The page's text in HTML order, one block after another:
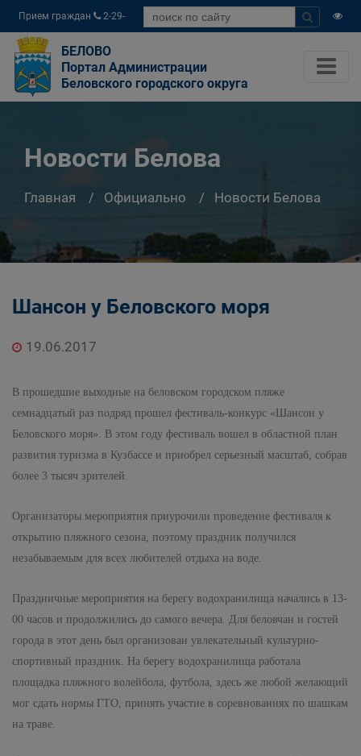
Прием граждан
2-29-
04
БЕЛОВО
Портал Администрации
Беловского городского округа
Новости Белова
Главная Официально Новости Белова
Шансон у Беловского моря
19.06.2017
В прошедшие выходные на беловском городском пляже
семнадцатый раз подряд прошел фестиваль-конкурс «Шансон у
Беловского моря». В этом году фестиваль вошел в областной план
развития туризма в Кузбассе и приобрел серьезный масштаб, собрав
более 3 тысяч зрителей.
Организаторы мероприятия приурочили проведение фестиваля к
открытию пляжного сезона, поэтому праздник получился
незабываемым для всех любителей отдыха на воде.
Праздничные мероприятия на берегу водохранилища начались в 13-
00 часов и продолжились до самого вечера. Для беловчан и гостей
города в этот день был организован увлекательный культурно-
спортивный праздник. На берегу водохранилища работала
площадка пляжного волейбола, футбола, здесь же любой желающий
мог сдать нормы ГТО, принять участие в соревнованиях по шашкам
на траве.